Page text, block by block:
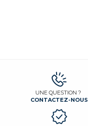
UNE QUESTION ?
CONTACTEZ-NOUS